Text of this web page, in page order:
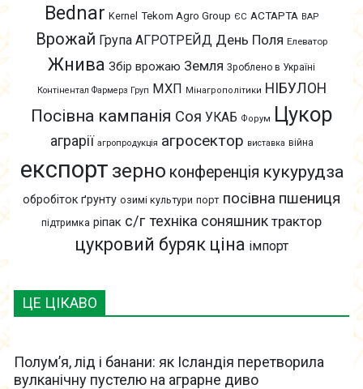
ЦЕ ЦІКАВО
Полум’я, лід і банани: як Ісландія перетворила
вулканічну пустелю на аграрне диво
Bednar Kernel Tekom Agro Group ЄС АСТАРТА ВАР
Врожай Група АГРОТРЕЙД День Поля Елеватор
Жнива Збір врожаю Земля Зроблено в Україні
Контінентал Фармерз Груп МХП Мінагрополітики НІБУЛОН
Посівна кампанія Соя УКАБ Форум Цукор
аграрії агропродукція агросектор виставка війна
експорт зерно конференція кукурудза
обробіток ґрунту озимі культури порт посівна пшениця
підтримка ріпак с/г техніка соняшник трактор
цукровий буряк ціна імпорт